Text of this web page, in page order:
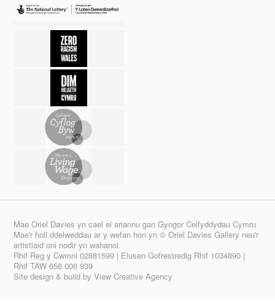
Mae Oriel Davies yn cael ei ariannu gan Gyngor Celfyddydau Cymru
Mae'r holl ddelweddau ar y wefan hon yn © Oriel Davies Gallery neu'r
artistiaid oni nodir yn wahanol.
Rhif Reg y Cwmni 02881599 | Elusen Gofrestredig Rhif 1034890 |
Rhif TAW 656 006 939
Site design & build byView Creative Agency